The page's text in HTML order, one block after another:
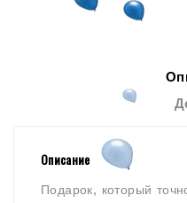
Описание
Подарок, который